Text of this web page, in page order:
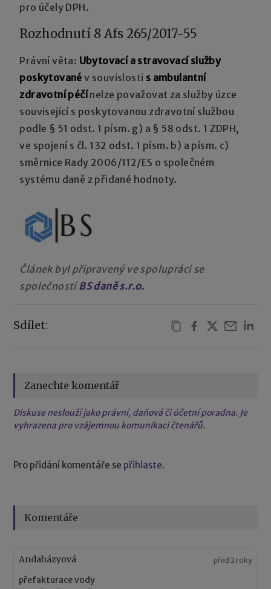
pro účely DPH.
Rozhodnutí 8 Afs 265/2017-55
Právní věta: Ubytovací a stravovací služby
poskytované v souvislosti s ambulantní
zdravotní péčínelze považovat za služby úzce
související s poskytovanou zdravotní službou
podle § 51 odst. 1 písm. g) a § 58 odst. 1 ZDPH,
ve spojení s čl. 132 odst. 1 písm. b) a písm. c)
směrnice Rady 2006/112/ES o společném
systému daně z přidané hodnoty.
Článek byl připravený ve spolupráci se
společností BS daně s.r.o.
Sdílet:
Zanechte komentář
Diskuse neslouží jako právní, daňová či účetní poradna. Je
vyhrazena pro vzájemnou komunikaci čtenářů.
Pro přidání komentáře se přihlaste.
Komentáře
Andaházyová před 2 roky
přefakturace vody